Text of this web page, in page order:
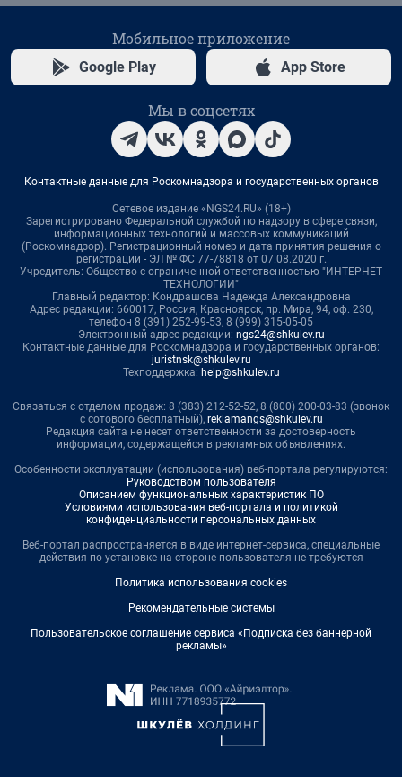
Мобильное приложение
Google Play App Store
Мы в соцсетях
Контактные данные для Роскомнадзора и государственных органов
Сетевое издание «NGS24.RU» (18+)
Зарегистрировано Федеральной службой по надзору в сфере связи,
информационных технологий и массовых коммуникаций
(Роскомнадзор). Регистрационный номер и дата принятия решения о
регистрации - ЭЛ № ФС 77-78818 от 07.08.2020 г.
Учредитель: Общество с ограниченной ответственностью "ИНТЕРНЕТ
ТЕХНОЛОГИИ"
Главный редактор: Кондрашова Надежда Александровна
Адрес редакции: 660017, Россия, Красноярск, пр. Мира, 94, оф. 230,
телефон 8 (391) 252-99-53, 8 (999) 315-05-05
Электронный адрес редакции: ngs24@shkulev.ru
Контактные данные для Роскомнадзора и государственных органов:
juristnsk@shkulev.ru
Техподдержка: help@shkulev.ru
Связаться с отделом продаж: 8 (383) 212-52-52, 8 (800) 200-03-83 (звонок
с сотового бесплатный), reklamangs@shkulev.ru
Редакция сайта не несет ответственности за достоверность
информации, содержащейся в рекламных объявлениях.
Особенности эксплуатации (использования) веб-портала регулируются:
Руководством пользователя
Описанием функциональных характеристик ПО
Условиями использования веб-портала и политикой
конфиденциальности персональных данных
Веб-портал распространяется в виде интернет-сервиса, специальные
действия по установке на стороне пользователя не требуются
Политика использования cookies
Рекомендательные системы
Пользовательское соглашение сервиса «Подписка без баннерной
рекламы»